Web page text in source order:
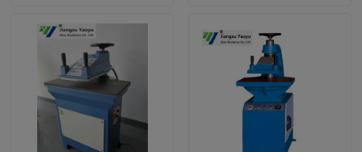
Macchina tagliante idraulica
Macchina tagliante della pressa idraulica
Tagliatrice idraulica del braccio dell'oscillazione